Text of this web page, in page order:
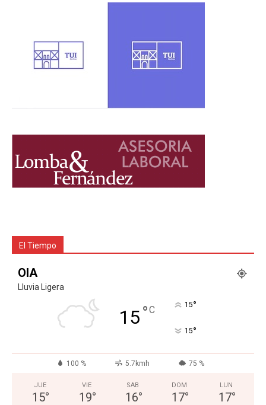
El Tiempo
OIA
Lluvia Ligera
15°C 15°
15°
100 % 5.7kmh 75 %
JUE
15°
VIE
19°
SAB
16°
DOM
17°
LUN
17°